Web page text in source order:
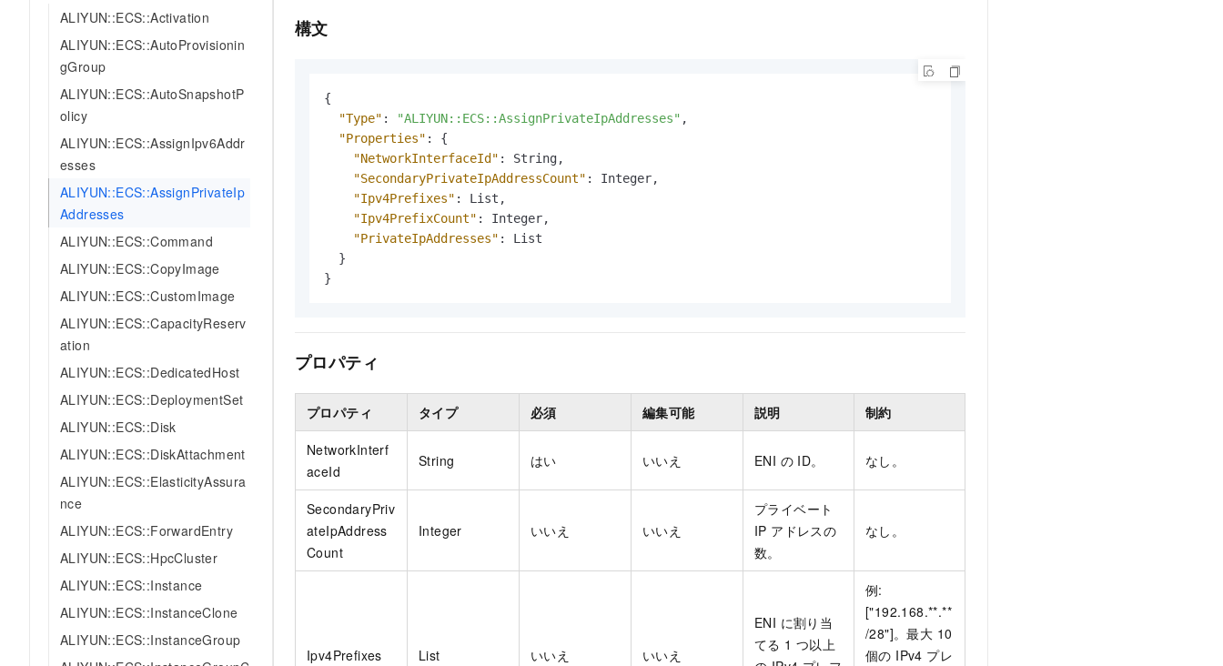
ALIYUN::ECS::Activation
ALIYUN::ECS::AutoProvisionin
gGroup
ALIYUN::ECS::AutoSnapshotP
olicy
ALIYUN::ECS::AssignIpv6Addr
esses
ALIYUN::ECS::AssignPrivateIp
Addresses
ALIYUN::ECS::Command
ALIYUN::ECS::CopyImage
ALIYUN::ECS::CustomImage
ALIYUN::ECS::CapacityReserv
ation
ALIYUN::ECS::DedicatedHost
ALIYUN::ECS::DeploymentSet
ALIYUN::ECS::Disk
ALIYUN::ECS::DiskAttachment
ALIYUN::ECS::ElasticityAssura
nce
ALIYUN::ECS::ForwardEntry
ALIYUN::ECS::HpcCluster
ALIYUN::ECS::Instance
ALIYUN::ECS::InstanceClone
ALIYUN::ECS::InstanceGroup
構文
{
"Type" : "ALIYUN::ECS::AssignPrivateIpAddresses" ,
"Properties" :
{
"NetworkInterfaceId" : String,
"SecondaryPrivateIpAddressCount" : Integer,
"Ipv4Prefixes" : List ,
"Ipv4PrefixCount" : Integer,
"PrivateIpAddresses" :
List
}
}
プロパティ
プロパティ タイプ 必須 編集可能 説明 制約
NetworkInterf
aceId
String はい いいえ ENI の ID。 なし。
SecondaryPriv
ateIpAddress
Count
Integer いいえ いいえ
プライベート
IP アドレスの
数。
なし。
Ipv4Prefixes List いいえ いいえ
ENI に割り当
てる 1 つ以上
例:
["192.168.**.**
/28"]。最大 10
個の IPv4 プレ